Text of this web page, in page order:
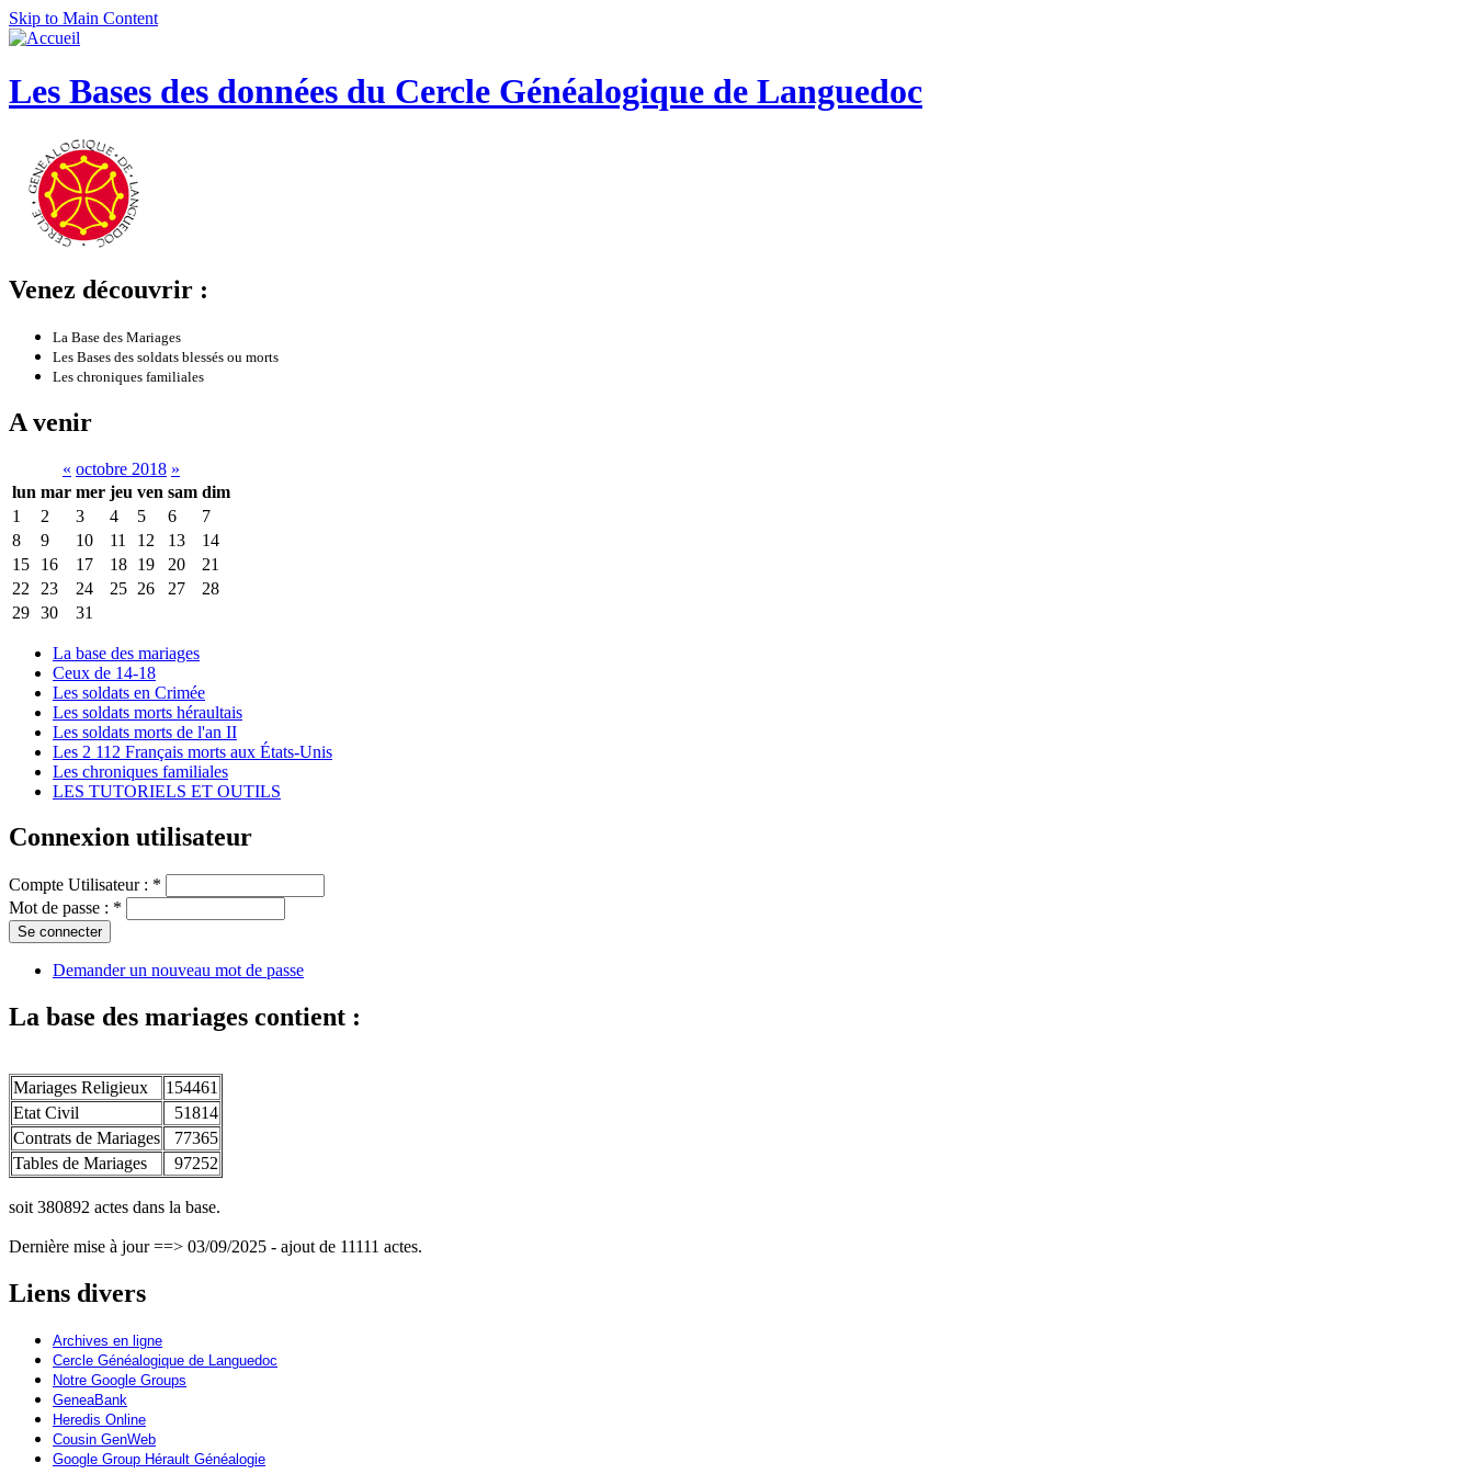
Skip to Main Content
Les Bases des données du Cercle Généalogique de Languedoc
Venez découvrir :
La Base des Mariages
Les Bases des soldats blessés ou morts
Les chroniques familiales
A venir
« octobre 2018 »
lun mar mer jeu ven sam dim
1
2 3 4 5 6
7
8
9 10 11 12 13
14
15
16 17 18 19 20
21
22
23 24 25 26 27
28
29 30 31
La base des mariages
Ceux de 14-18
Les soldats en Crimée
Les soldats morts héraultais
Les soldats morts de l'an II
Les 2 112 Français morts aux États-Unis
Les chroniques familiales
LES TUTORIELS ET OUTILS
Connexion utilisateur
Compte Utilisateur : *
Mot de passe : *
Demander un nouveau mot de passe
La base des mariages contient :
Mariages Religieux
154461
Etat Civil
51814
Contrats de Mariages
77365
Tables de Mariages
97252
soit 380892 actes dans la base.
Dernière mise à jour ==> 03/09/2025 - ajout de 11111 actes.
Liens divers
Archives en ligne
Cercle Généalogique de Languedoc
Notre Google Groups
GeneaBank
Heredis Online
Cousin GenWeb
Google Group Hérault Généalogie